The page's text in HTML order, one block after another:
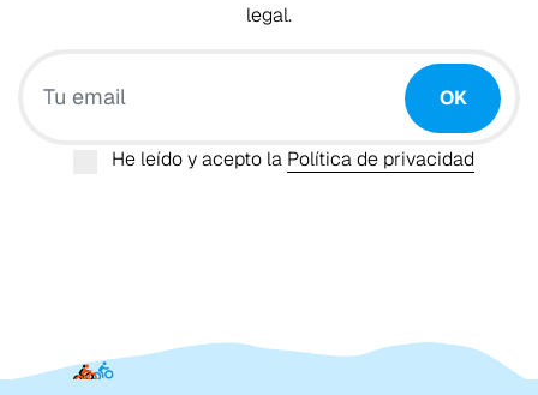
legal.
OK
He leído y acepto la Política de privacidad